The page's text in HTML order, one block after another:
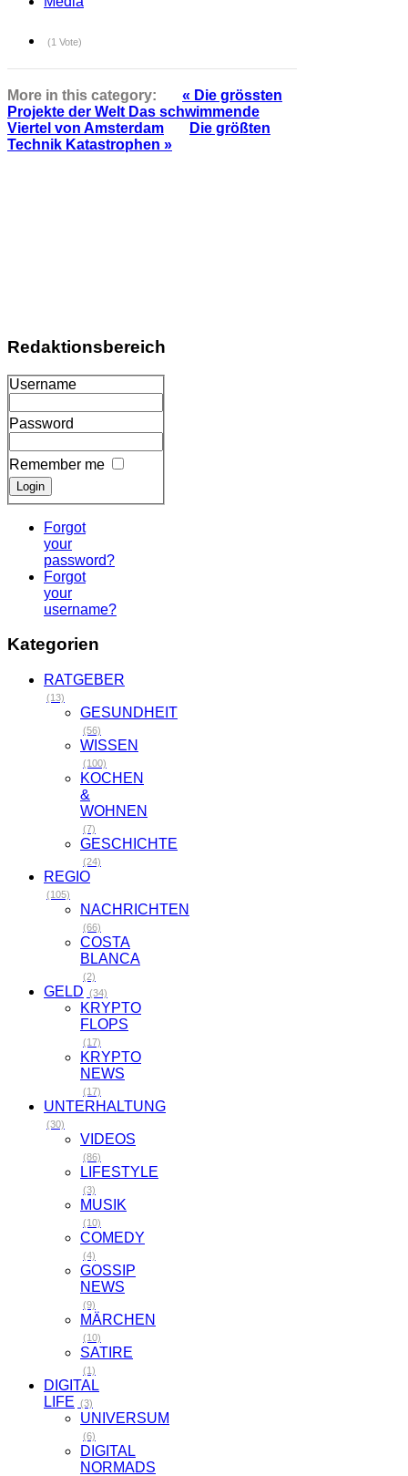
(1 Vote)
More in this category:
« Die grössten
Projekte der Welt Das schwimmende
Viertel von Amsterdam
Die größten
Technik Katastrophen »
Redaktionsbereich
Username
Password
Remember me
Forgot
your
password?
Forgot
your
username?
Kategorien
RATGEBER
(13)
GESUNDHEIT
(56)
WISSEN
(100)
KOCHEN
&
WOHNEN
(7)
GESCHICHTE
(24)
REGIO
(105)
NACHRICHTEN
(66)
COSTA
BLANCA
(2)
GELD (34)
KRYPTO
FLOPS
(17)
KRYPTO
NEWS
(17)
UNTERHALTUNG
(30)
VIDEOS
(86)
LIFESTYLE
(3)
MUSIK
(10)
COMEDY
(4)
GOSSIP
NEWS
(9)
MÄRCHEN
(10)
SATIRE
(1)
DIGITAL
LIFE (3)
UNIVERSUM
(6)
DIGITAL
NORMADS